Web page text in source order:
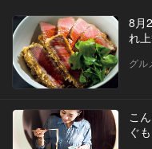
8月
れ
グル
こ
ぐ